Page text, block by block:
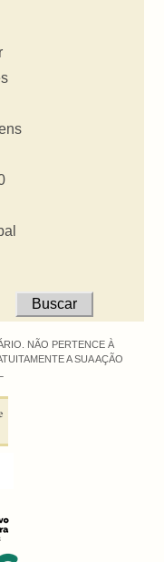
NÃO PERTENCE À
A SUA AÇÃO